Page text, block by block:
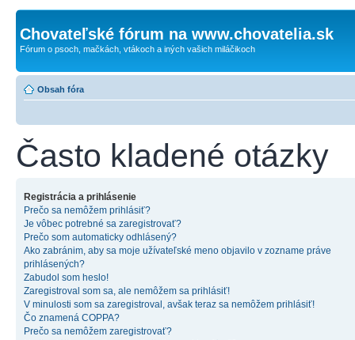
Chovateľské fórum na www.chovatelia.sk
Fórum o psoch, mačkách, vtákoch a iných vašich miláčikoch
Obsah fóra
Často kladené otázky
Registrácia a prihlásenie
Prečo sa nemôžem prihlásiť?
Je vôbec potrebné sa zaregistrovať?
Prečo som automaticky odhlásený?
Ako zabránim, aby sa moje užívateľské meno objavilo v zozname práve
prihlásených?
Zabudol som heslo!
Zaregistroval som sa, ale nemôžem sa prihlásiť!
V minulosti som sa zaregistroval, avšak teraz sa nemôžem prihlásiť!
Čo znamená COPPA?
Prečo sa nemôžem zaregistrovať?